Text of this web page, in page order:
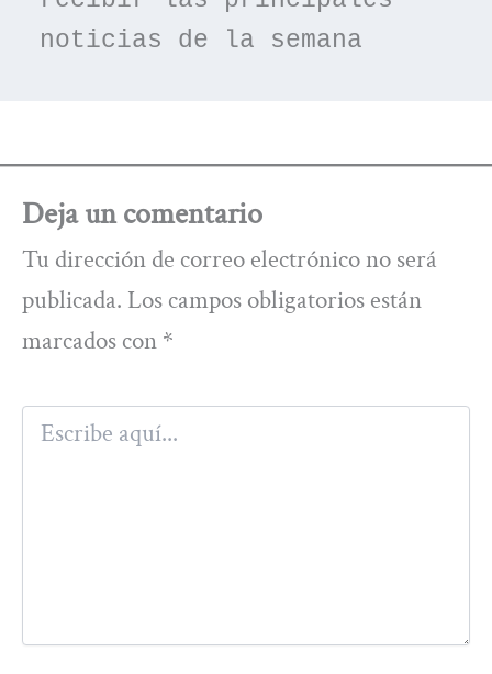
noticias de la semana
Deja un comentario
Tu dirección de correo electrónico no será
publicada. Los campos obligatorios están
marcados con *
Escribe
aquí...